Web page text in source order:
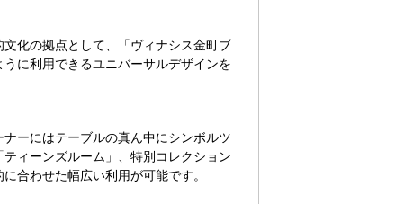
化の拠点として、「ヴィナシス金町ブ
に利用できるユニバーサルデザインを
ーにはテーブルの真ん中にシンボルツ
ィーンズルーム」、特別コレクション
合わせた幅広い利用が可能です。